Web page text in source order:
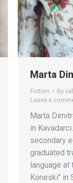
Marta
Fiction By
Leave a
Marta
in
secondary
graduated
language
Koneski" in